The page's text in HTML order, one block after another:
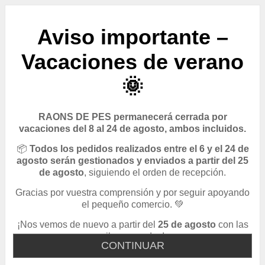
CONTINUAR
Aviso importante –
Vacaciones de verano
🌞
RAONS DE PES permanecerá cerrada por
vacaciones del 8 al 24 de agosto, ambos incluidos.
📦 Todos los pedidos realizados entre el 6 y el 24 de
agosto serán gestionados y enviados a partir del 25
de agosto, siguiendo el orden de recepción.
Gracias por vuestra comprensión y por seguir apoyando
el pequeño comercio. 💚
¡Nos vemos de nuevo a partir del 25 de agosto con las
pilas cargadas!